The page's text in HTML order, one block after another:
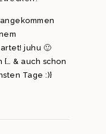
juhu 🙂
& auch schon
Tage :)}